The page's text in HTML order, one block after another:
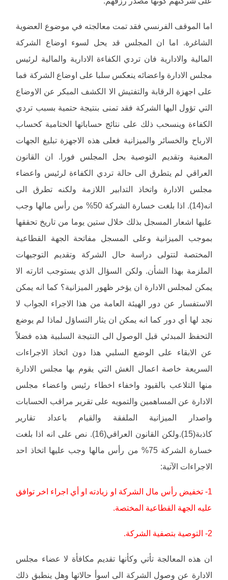
اما الموقف الفرنسي فقد تمت معالجته في موضوع العضوية
الشاغرة. اما ان المجلس قد يحل لسوء اوضاع الشركة
المالية والادارية فان تردي الكفاءة الادارية والمالية لرئيس
مجلس الادارة واعضائه ينعكس سلبا على اوضاع الشركة فما
على اجهزة الرقابة والتفتيش الا الكشف المبكر عن الاوضاع
التي تؤول اليها الشركة فقد تمنى بنتيجة حتمية بسبب تردي
الكفاءة وينسحب ذلك على نتائج حساباتها الختامية كحساب
الارباح والخسائر والميزانية فعلى هذه الاجهزة تبليغ الجهات
المعنية وتقديم التوصية بحل المجلس فورا. ان القانون
العراقي لم يتطرق الى حالة تردي الكفاءة لرئيس واعضاء
مجلس الادارة واتخاذ التدابير اللازمة ولكنه تطرق الى
انه(14). اذا بلغت خسارة الشركة 50% من رأس مالها وجب
عليها اشعار المسجل بذلك خلال ستين يوما من تاريخ تحققها
بموجب الميزانية وعلى المسجل مفاتحة الجهة القطاعية
المختصة لتتولى دراسة حال الشركة وتقديم التوجيهات
الملزمة بهذا الشأن. ولكن السؤال الذي يستوجب اثارته الا
يمكن لمجلس الادارة ان يؤخر ظهور الميزانية؟ كما انه يمكن
الاستفسار عن دور الهيئة العامة من هذا الاجراء الجواب لا
نجد لها أي دور كما انه يمكن ان يثار التساؤل لماذا لم يوضع
التحفظ المبدئي قبل الوصول الى النتيجة السلبية هذه فضلاً
عن الابقاء على الوضع السلبي هذا دون اتخاذ الاجراءات
السريعة خاصة اعمال الغش التي يقوم بها مجلس الادارة
منها التلاعب بالقيود واخفاء اخطاء رئيس واعضاء مجلس
الادارة عن المساهمين والتمويه على تقرير مراقب الحسابات
واصدار الميزانية الملفقة والقيام باعداد تقارير
كاذبة(15).ولكن القانون العراقي(16). نص على انه اذا بلغت
خسارة الشركة 75% من رأس مالها وجب عليها اتخاذ احد
الاجراءات الآتية:
1- تخفيض رأس مال الشركة او زيادته او أي اجراء اخر توافق
عليه الجهة القطاعية المختصة.
2- التوصية بتصفية الشركة.
ان هذه المعالجة تأتي وكأنها تقديم مكافأة لا عضاء مجلس
الادارة عن وصول الشركة الى اسوأ حالاتها وهل ينطبق ذلك